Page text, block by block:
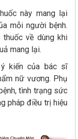
này mang lại
mỗi người bệnh.
về dùng khi
mang lại.
kiến của bác sĩ
nữ vương. Phụ
tình trạng sức
pháp điều trị hiệu